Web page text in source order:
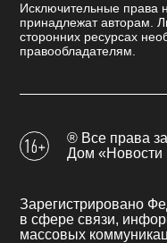
Исключительные права
принадлежат авторам.
сторонних ресурсах
правообладателям.
® Все права
Дом «Новости
Зарегистрировано
в сфере связи,
массовых